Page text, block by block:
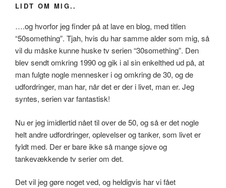
LIDT OM MIG..
….og hvorfor jeg finder på at lave en blog, med titlen
“50something”. Tjah, hvis du har samme alder som mig, så
vil du måske kunne huske tv serien “30something”. Den
blev sendt omkring 1990 og gik i al sin enkelthed ud på, at
man fulgte nogle mennesker i og omkring de 30, og de
udfordringer, man har, når det er der i livet, man er. Jeg
syntes, serien var fantastisk!
Nu er jeg imidlertid nået til over de 50, og så er det nogle
helt andre udfordringer, oplevelser og tanker, som livet er
fyldt med. Der er bare ikke så mange sjove og
tankevækkende tv serier om det.
Det vil jeg gøre noget ved, og heldigvis har vi fået